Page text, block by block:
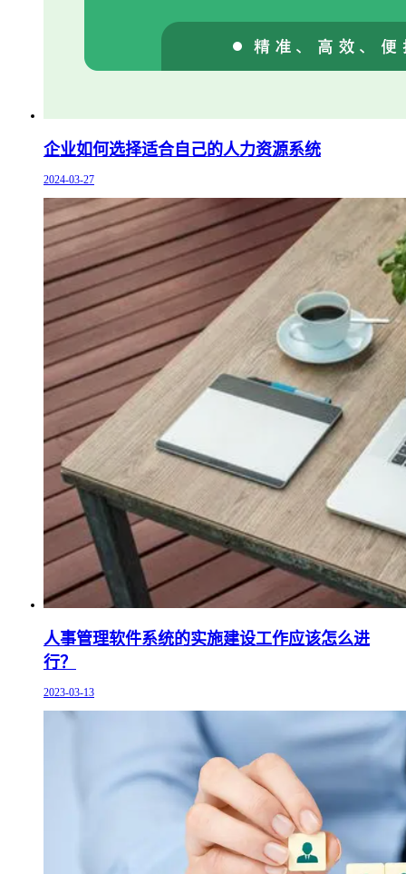
企业如何选择适合自己的人力资源系统
2024-03-27
人事管理软件系统的实施建设工作应该怎么进
行？
2023-03-13